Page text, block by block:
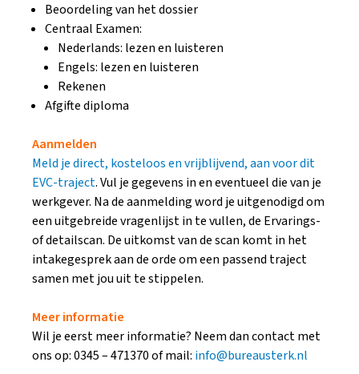
Beoordeling van het dossier
Centraal Examen:
Nederlands: lezen en luisteren
Engels: lezen en luisteren
Rekenen
Afgifte diploma
Aanmelden
Meld je direct, kosteloos en vrijblijvend, aan voor dit
EVC-traject. Vul je gegevens in en eventueel die van je
werkgever. Na de aanmelding word je uitgenodigd om
een uitgebreide vragenlijst in te vullen, de Ervarings-
of detailscan. De uitkomst van de scan komt in het
intakegesprek aan de orde om een passend traject
samen met jou uit te stippelen.
Meer informatie
Wil je eerst meer informatie? Neem dan contact met
ons op: 0345 – 471370 of mail: info@bureausterk.nl